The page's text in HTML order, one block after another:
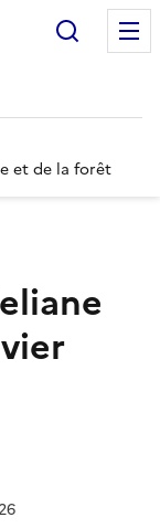
et de la forêt